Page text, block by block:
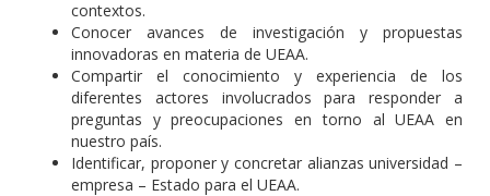
contextos.
Conocer avances de investigación y propuestas
innovadoras en materia de UEAA.
Compartir el conocimiento y experiencia de los
diferentes actores involucrados para responder a
preguntas y preocupaciones en torno al UEAA en
nuestro país.
Identificar, proponer y concretar alianzas universidad –
empresa – Estado para el UEAA.